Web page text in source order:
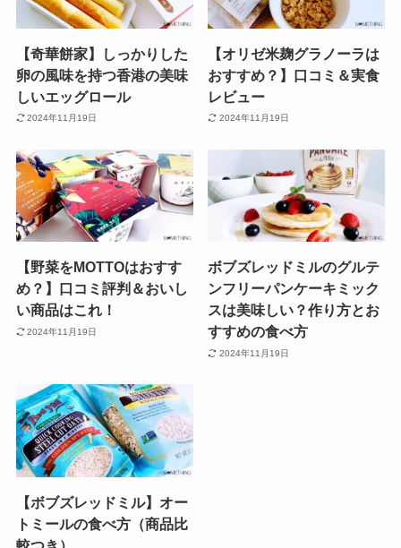
【奇華餅家】しっかりした
卵の風味を持つ香港の美味
しいエッグロール
2024年11月19日
【オリゼ米麹グラノーラは
おすすめ？】口コミ＆実食
レビュー
2024年11月19日
【野菜をMOTTOはおすす
め？】口コミ評判＆おいし
い商品はこれ！
2024年11月19日
ボブズレッドミルのグルテ
ンフリーパンケーキミック
スは美味しい？作り方とお
すすめの食べ方
2024年11月19日
【ボブズレッドミル】オー
トミールの食べ方（商品比